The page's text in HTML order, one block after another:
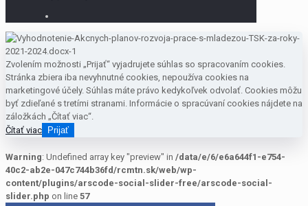
Zvolením možnosti „Prijať“ vyjadrujete súhlas so spracovaním cookies.
Stránka zbiera iba nevyhnutné cookies, nepoužíva cookies na
marketingové účely. Súhlas máte právo kedykoľvek odvolať. Cookies môžu
byť zdieľané s tretími stranami. Informácie o spracúvaní cookies nájdete na
záložkách „Čítať viac“.
Čítať viac Prijať
Warning: Undefined array key "preview" in /data/e/6/e6a644f1-e754-
40c2-ab2e-047c744b36fd/rcmtn.sk/web/wp-
content/plugins/arscode-social-slider-free/arscode-social-
slider.php on line 57